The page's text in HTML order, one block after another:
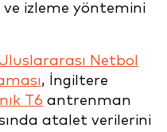
izleme yöntemini
Netbol
, İngiltere
T6 antrenman
atalet verilerini